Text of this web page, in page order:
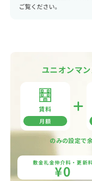
ご覧ください。
ユニオンマ
賃料
月額
のみの設定で
敷金礼金仲介料・更新
¥0